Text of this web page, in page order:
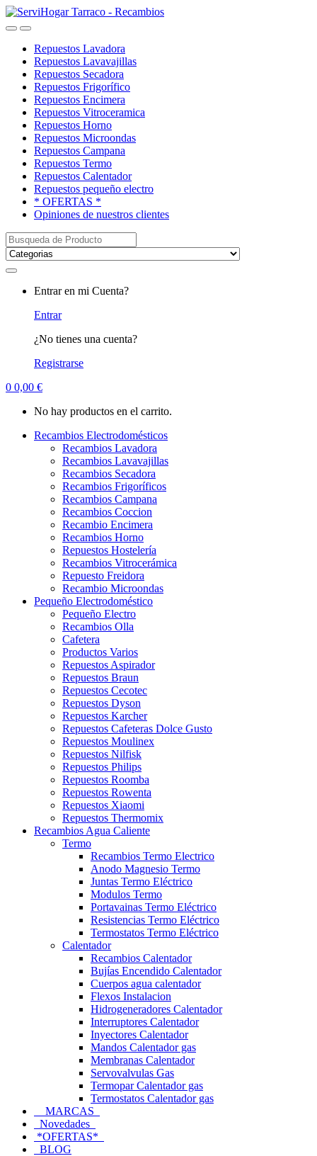
Saltar
a
saltar
al
OpenClose
Repuestos Lavadora
Repuestos Lavavajillas
Repuestos Secadora
Repuestos Frigorífico
Repuestos Encimera
Repuestos Vitroceramica
Repuestos Horno
Repuestos Microondas
Repuestos Campana
Repuestos Termo
Repuestos Calentador
Repuestos pequeño electro
* OFERTAS *
Opiniones de nuestros clientes
Buscar:
Entrar en mi Cuenta?
Entrar
¿No tienes una cuenta?
Registrarse
0 0,00 €
No hay productos en el carrito.
Recambios Electrodomésticos
Recambios Lavadora
Recambios Lavavajillas
Recambios Secadora
Recambios Frigoríficos
Recambios Campana
Recambios Coccion
Recambio Encimera
Recambios Horno
Repuestos Hostelería
Recambios Vitrocerámica
Repuesto Freidora
Recambio Microondas
Pequeño Electrodoméstico
Pequeño Electro
Recambios Olla
Cafetera
Productos Varios
Repuestos Aspirador
Repuestos Braun
Repuestos Cecotec
Repuestos Dyson
Repuestos Karcher
Repuestos Cafeteras Dolce Gusto
Repuestos Moulinex
Repuestos Nilfisk
Repuestos Philips
Repuestos Roomba
Repuestos Rowenta
Repuestos Xiaomi
Repuestos Thermomix
Recambios Agua Caliente
Termo
Recambios Termo Electrico
Anodo Magnesio Termo
Juntas Termo Eléctrico
Modulos Termo
Portavainas Termo Eléctrico
Resistencias Termo Eléctrico
Termostatos Termo Eléctrico
Calentador
Recambios Calentador
Bujías Encendido Calentador
Cuerpos agua calentador
Flexos Instalacion
Hidrogeneradores Calentador
Interruptores Calentador
Inyectores Calentador
Mandos Calentador gas
Membranas Calentador
Servovalvulas Gas
Termopar Calentador gas
Termostatos Calentador gas
MARCAS
Novedades
*OFERTAS*
BLOG